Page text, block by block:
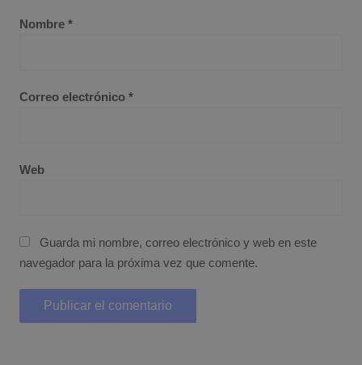
Nombre *
Correo electrónico *
Web
Guarda mi nombre, correo electrónico y web en este
navegador para la próxima vez que comente.